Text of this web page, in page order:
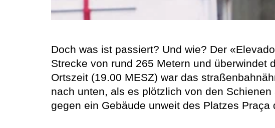
Doch was ist passiert? Und wie? Der
Strecke von rund 265 Metern und überwindet
Ortszeit (19.00 MESZ) war das
nach unten, als es plötzlich von den
gegen ein Gebäude unweit des Platzes Praça